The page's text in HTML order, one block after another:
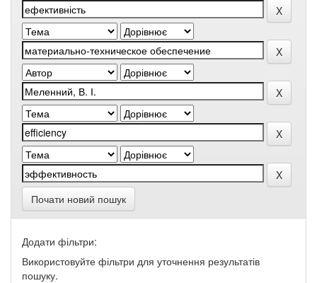
Почати новий пошук
Додати фільтри:
Використовуйте фільтри для уточнення результатів
пошуку.